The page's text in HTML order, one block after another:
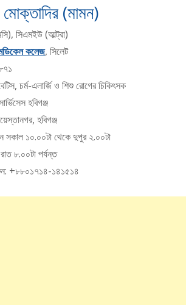
(মামন)
সিএমইউ (আল্ট্রা)
কলেজ, সিলেট
চর্ম-এলার্জি ও শিশু রোগের চিকিৎসক
হবিগঞ্জ
হবিগঞ্জ
সকাল ১০.০০টা থেকে দুপুর ২.০০টা
৮.০০টা পর্যন্ত
+৮৮০১৭১৪-১৪১৫১৪